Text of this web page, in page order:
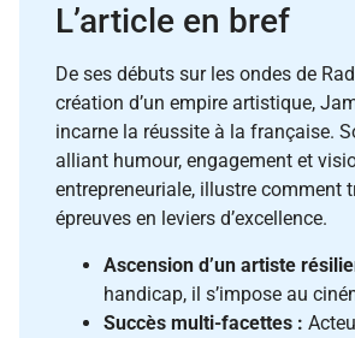
L’article en bref
De ses débuts sur les ondes de
création d’un empire artistique,
incarne la réussite à la française.
alliant humour, engagement et
entrepreneuriale, illustre comment
épreuves en leviers d’excellence.
Ascension d’un artiste
handicap, il s’impose au
Succès multi-facettes :